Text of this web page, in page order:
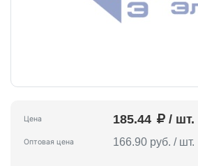
Цена 185.44 / шт.
Оптовая цена 166.90 руб. / шт.